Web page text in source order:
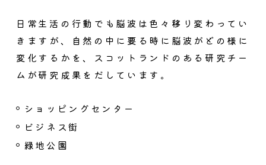
日常生活の行動でも脳波は色々移り変わってい
きますが、自然の中に要る時に脳波がどの様に
変化するかを、スコットランドのある研究チー
ムが研究成果をだしています。
ショッピングセンター
ビジネス街
緑地公園